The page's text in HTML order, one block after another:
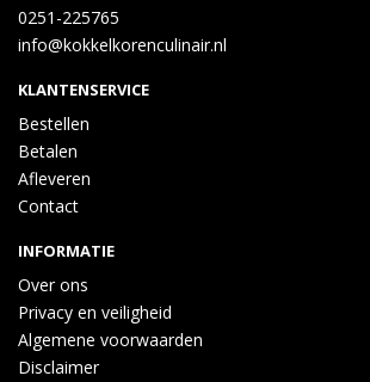
0251-225765
info@kokkelkorenculinair.nl
KLANTENSERVICE
Bestellen
Betalen
Afleveren
Contact
INFORMATIE
Over ons
Privacy en veiligheid
Algemene voorwaarden
Disclaimer